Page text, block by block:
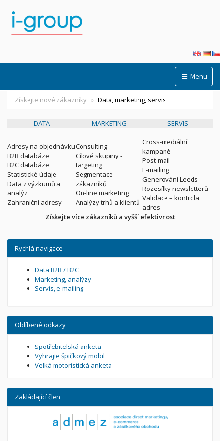
Menu
Získejte nové zákazníky Data, marketing, servis
DATA MARKETING SERVIS
Adresy na objednávku
B2B databáze
B2C databáze
Statistické údaje
Data z výzkumů a
analýz
Zahraniční adresy
Consulting
Cílové skupiny -
targeting
Segmentace
zákazníků
On-line marketing
Analýzy trhů a klientů
Cross-mediální
kampaně
Post-mail
E-mailing
Generování Leeds
Rozesílky newsletterů
Validace – kontrola
adres
Získejte více zákazníků a vyšší efektivnost
Rychlá navigace
Data B2B / B2C
Marketing, analýzy
Servis, e-mailing
Oblíbené odkazy
Spotřebitelská anketa
Vyhrajte špičkový mobil
Velká motoristická anketa
Zakládající člen